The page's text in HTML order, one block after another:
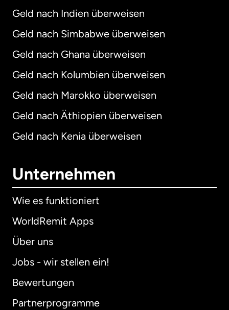
Geld nach Indien überweisen
Geld nach Simbabwe überweisen
Geld nach Ghana überweisen
Geld nach Kolumbien überweisen
Geld nach Marokko überweisen
Geld nach Äthiopien überweisen
Geld nach Kenia überweisen
Unternehmen
Wie es funktioniert
WorldRemit Apps
Über uns
Jobs - wir stellen ein!
Bewertungen
Partnerprogramme